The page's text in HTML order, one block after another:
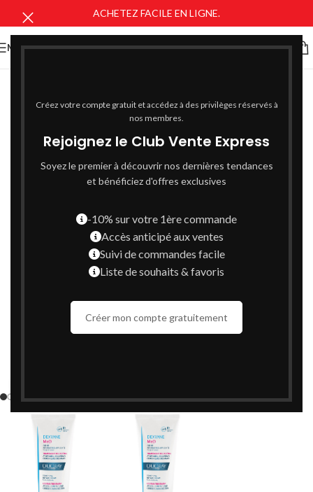
Créez votre compte gratuit et accédez à des privilèges réservés à
nos membres.
Rejoignez le Club Vente Express
Soyez le premier à découvrir nos dernières tendances
et bénéficiez d'offres exclusives
-10% sur votre 1ère commande
Accès anticipé aux ventes
Suivi de commandes facile
Liste de souhaits & favoris
Créer mon compte gratuitement
ACHETEZ FACILE EN LIGNE.
MENU